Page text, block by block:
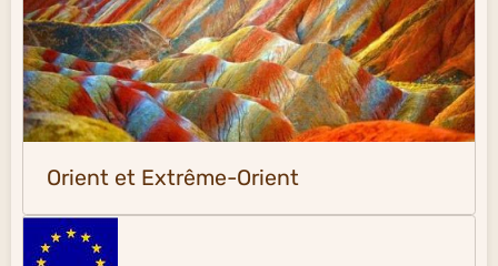
Orient et Extrême-Orient